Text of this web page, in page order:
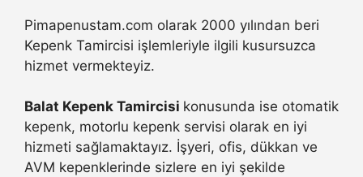
Pimapenustam.com olarak 2000 yılından beri
Kepenk Tamircisi işlemleriyle ilgili kusursuzca
hizmet vermekteyiz.
Balat Kepenk Tamircisi konusunda ise otomatik
kepenk, motorlu kepenk servisi olarak en iyi
hizmeti sağlamaktayız. İşyeri, ofis, dükkan ve
AVM kepenklerinde sizlere en iyi şekilde